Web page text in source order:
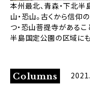
本州最北、青森・下北
山・恐山。古くから信仰
つ・恐山菩提寺がある
半島国定公園の区域に
Columns